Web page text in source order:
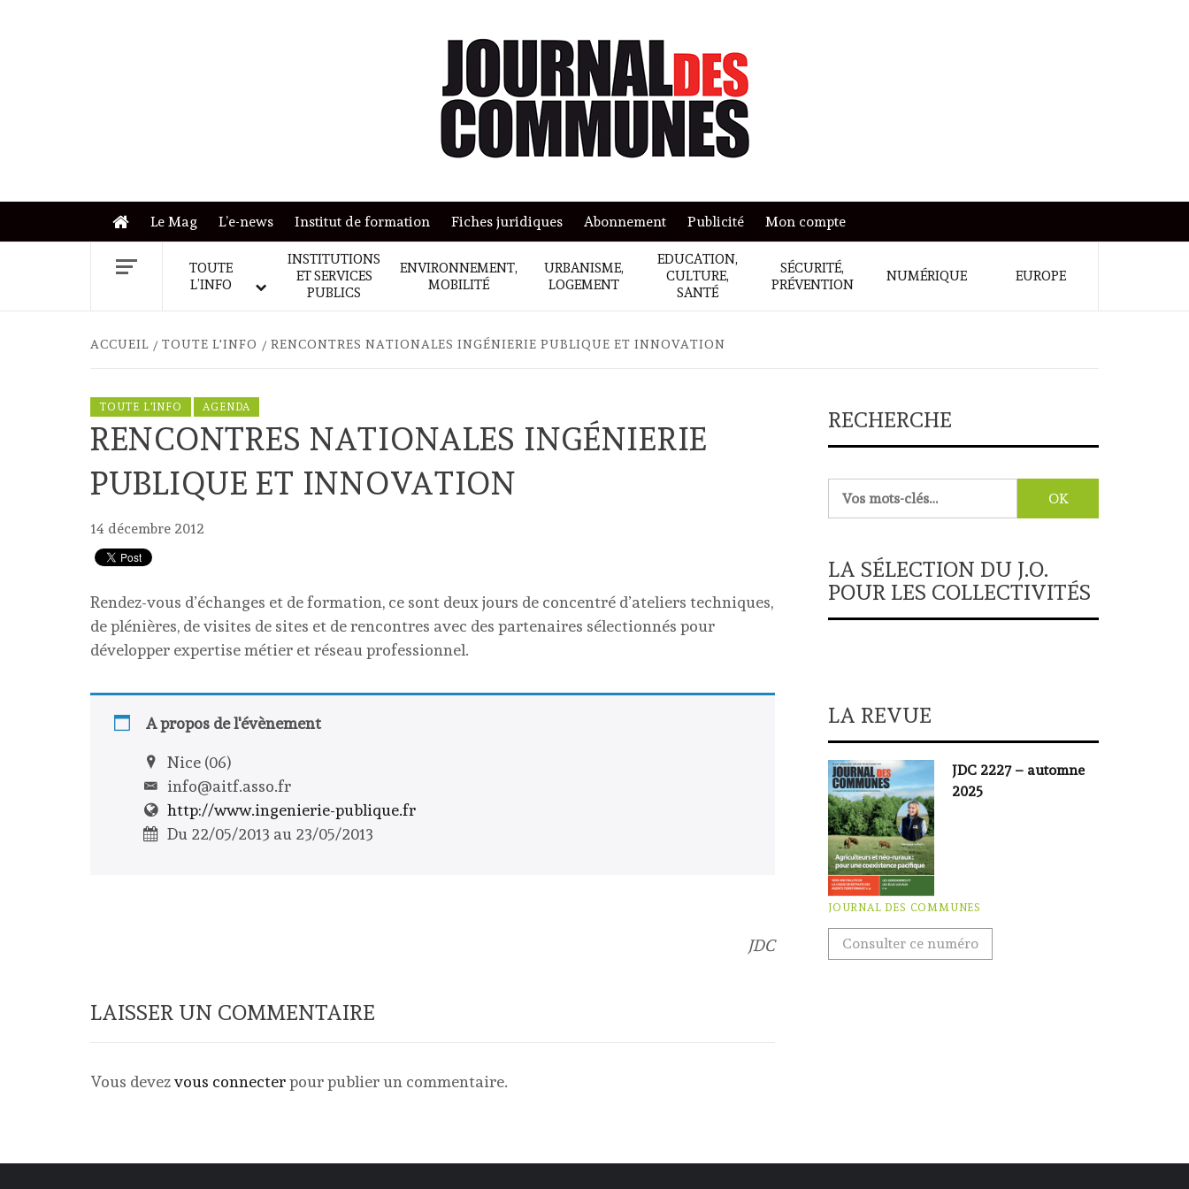
Le Mag L’e-news Institut de formation Fiches juridiques Abonnement Publicité Mon compte
TOUTE
L’INFO
INSTITUTIONS
ET SERVICES
PUBLICS
ENVIRONNEMENT,
MOBILITÉ
URBANISME,
LOGEMENT
EDUCATION,
CULTURE,
SANTÉ
SÉCURITÉ,
PRÉVENTION
NUMÉRIQUE EUROPE
ACCUEIL TOUTE L'INFO RENCONTRES NATIONALES INGÉNIERIE PUBLIQUE ET INNOVATION
TOUTE L'INFO AGENDA
RENCONTRES NATIONALES INGÉNIERIE
PUBLIQUE ET INNOVATION
14 décembre 2012
Rendez-vous d’échanges et de formation, ce sont deux jours de concentré d’ateliers techniques,
de plénières, de visites de sites et de rencontres avec des partenaires sélectionnés pour
développer expertise métier et réseau professionnel.
A propos de l'évènement
Nice (06)
info@aitf.asso.fr
http://www.ingenierie-publique.fr
Du 22/05/2013 au 23/05/2013
JDC
LAISSER UN COMMENTAIRE
Vous devezvous connecterpour publier un commentaire.
RECHERCHE
LA SÉLECTION DU J.O.
POUR LES COLLECTIVITÉS
LA REVUE
JDC 2227 – automne
2025
JOURNAL DES COMMUNES
Consulter ce numéro